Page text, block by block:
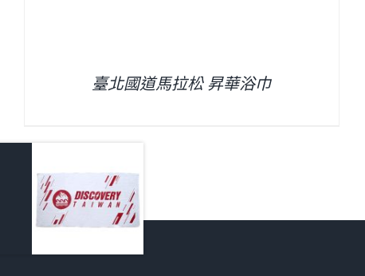
臺北國道馬拉松 昇華浴巾